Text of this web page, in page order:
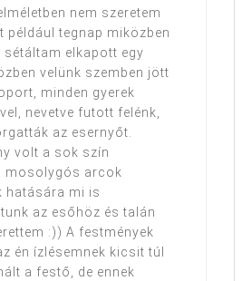
nem szeretem
például tegnap miközben
elkapott egy
velünk szemben jött
minden gyerek
nevetve futott felénk,
az esernyőt.
volt a sok szín
mosolygós arcok
hatására mi is
az esőhöz és talán
:)) A festmények
én ízlésemnek kicsit túl
a festő, de ennek